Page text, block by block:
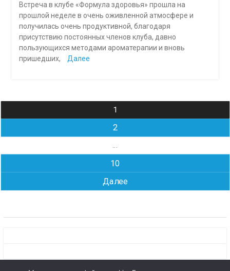
Встреча в клубе «Формула здоровья» прошла на
прошлой неделе в очень оживленной атмосфере и
получилась очень продуктивной, благодаря
присутствию постоянных членов клуба, давно
пользующихся методами ароматерапии и вновь
пришедших,
Далее
Навигация
по
записям
1
2
…
10
Далее